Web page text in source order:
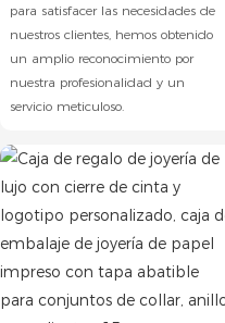
para satisfacer las necesidades de
nuestros clientes, hemos obtenido
un amplio reconocimiento por
nuestra profesionalidad y un
servicio meticuloso.